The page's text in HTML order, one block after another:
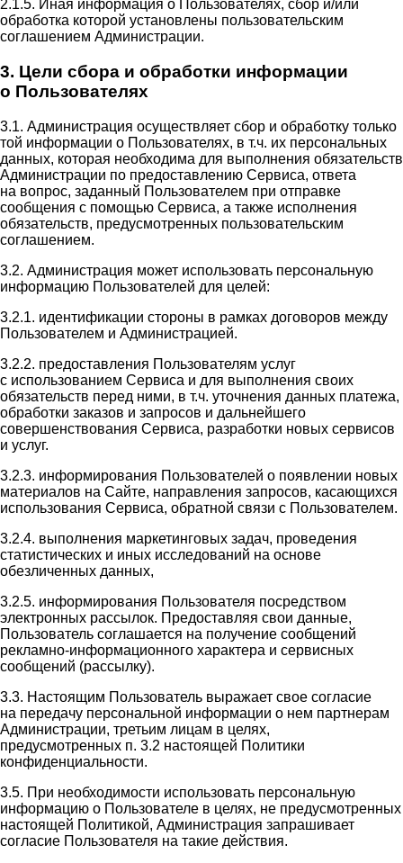
2.1.5. Иная информация о Пользователях, сбор и/или
обработка которой установлены пользовательским
соглашением Администрации.
3. Цели сбора и обработки информации
о Пользователях
3.1. Администрация осуществляет сбор и обработку только
той информации о Пользователях, в т.ч. их персональных
данных, которая необходима для выполнения обязательств
Администрации по предоставлению Сервиса, ответа
на вопрос, заданный Пользователем при отправке
сообщения с помощью Сервиса, а также исполнения
обязательств, предусмотренных пользовательским
соглашением.
3.2. Администрация может использовать персональную
информацию Пользователей для целей:
3.2.1. идентификации стороны в рамках договоров между
Пользователем и Администрацией.
3.2.2. предоставления Пользователям услуг
с использованием Сервиса и для выполнения своих
обязательств перед ними, в т.ч. уточнения данных платежа,
обработки заказов и запросов и дальнейшего
совершенствования Сервиса, разработки новых сервисов
и услуг.
3.2.3. информирования Пользователей о появлении новых
материалов на Сайте, направления запросов, касающихся
использования Сервиса, обратной связи с Пользователем.
3.2.4. выполнения маркетинговых задач, проведения
статистических и иных исследований на основе
обезличенных данных,
3.2.5. информирования Пользователя посредством
электронных рассылок. Предоставляя свои данные,
Пользователь соглашается на получение сообщений
рекламно-информационного характера и сервисных
сообщений (рассылку).
3.3. Настоящим Пользователь выражает свое согласие
на передачу персональной информации о нем партнерам
Администрации, третьим лицам в целях,
предусмотренных п. 3.2 настоящей Политики
конфиденциальности.
3.5. При необходимости использовать персональную
информацию о Пользователе в целях, не предусмотренных
настоящей Политикой, Администрация запрашивает
согласие Пользователя на такие действия.